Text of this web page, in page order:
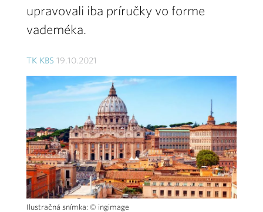
upravovali iba príručky vo forme
vademéka.
TK KBS 19.10.2021
Ilustračná snímka: © ingimage